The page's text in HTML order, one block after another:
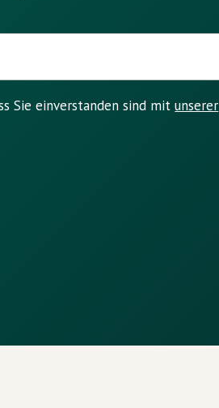
Sie einverstanden sind mitunserer